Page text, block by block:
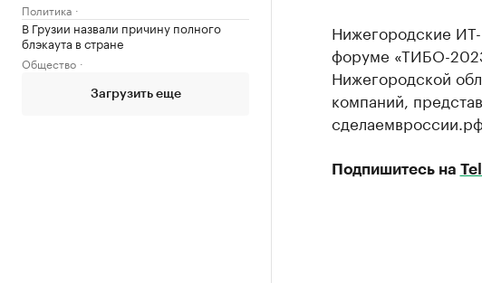
Политика
В Грузии назвали причину полного
блэкаута в стране
Общество
Загрузить еще
Нижегородские
форуме «ТИБО-
Нижегородской
компаний,
Подпишитесь на